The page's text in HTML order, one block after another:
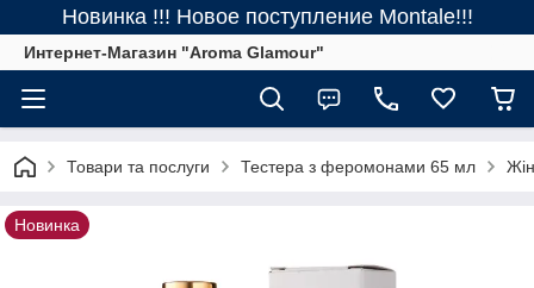
Новинка !!! Новое поступление Montale!!!
Интернет-Магазин "Aroma Glamour"
Товари та послуги Тестера з феромонами 65 мл
Новинка